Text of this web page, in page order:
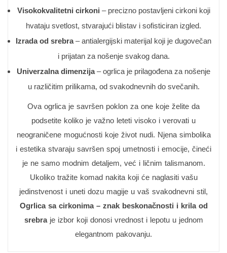
Visokokvalitetni cirkoni – precizno postavljeni cirkoni koji
hvataju svetlost, stvarajući blistav i sofisticiran izgled.
Izrada od srebra– antialergijski materijal koji je dugovečan
i prijatan za nošenje svakog dana.
Univerzalna dimenzija– ogrlica je prilagođena za nošenje
u različitim prilikama, od svakodnevnih do svečanih.
Ova ogrlica je savršen poklon za one koje želite da
podsetite koliko je važno leteti visoko i verovati u
neograničene mogućnosti koje život nudi. Njena simbolika
i estetika stvaraju savršen spoj umetnosti i emocije, čineći
je ne samo modnim detaljem, već i ličnim talismanom.
Ukoliko tražite komad nakita koji će naglasiti vašu
jedinstvenost i uneti dozu magije u vaš svakodnevni stil,
Ogrlica sa cirkonima – znak beskonačnosti i krila od
srebraje izbor koji donosi vrednost i lepotu u jednom
elegantnom pakovanju.